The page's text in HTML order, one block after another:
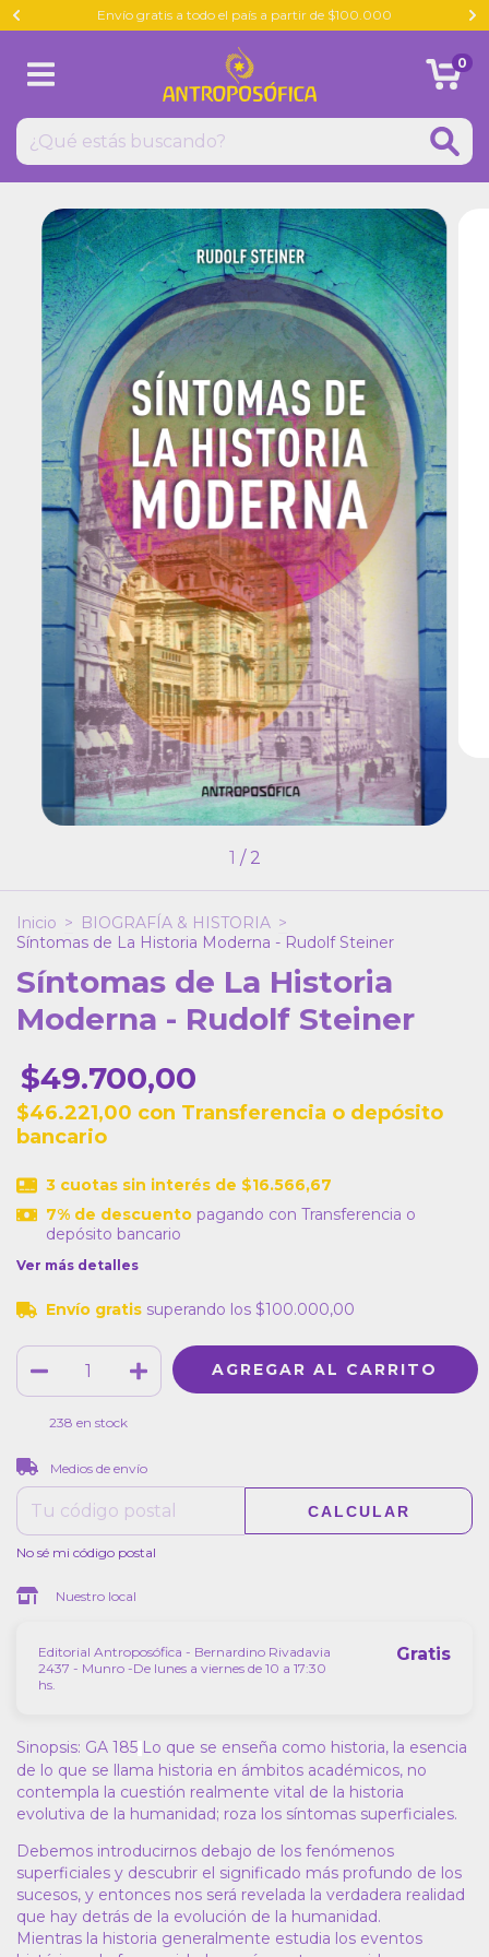
Envío gratis a todo el país a partir de $100.000
0
1 / 2
Inicio > BIOGRAFÍA & HISTORIA >
Síntomas de La Historia Moderna - Rudolf Steiner
Síntomas de La Historia
Moderna - Rudolf Steiner
$49.700,00
$46.221,00 con Transferencia o depósito
bancario
3 cuotas sin interés de $16.566,67
7% de descuentopagando con Transferencia o
depósito bancario
Ver más detalles
Envío gratis superando los $100.000,00
238 en stock
Entregas para el CP:
Medios de envío
CALCULAR
No sé mi código postal
Nuestro local
Editorial Antroposófica - Bernardino Rivadavia
2437 - Munro -De lunes a viernes de 10 a 17:30
hs.
Gratis
Sinopsis: GA 185 Lo que se enseña como historia, la esencia
de lo que se llama historia en ámbitos académicos, no
contempla la cuestión realmente vital de la historia
evolutiva de la humanidad; roza los síntomas superficiales.
Debemos introducirnos debajo de los fenómenos
superficiales y descubrir el significado más profundo de los
sucesos, y entonces nos será revelada la verdadera realidad
que hay detrás de la evolución de la humanidad.
Mientras la historia generalmente estudia los eventos